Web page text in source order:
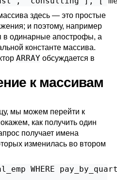
здесь — это простые
и поэтому, например
в одинарные апострофы, а
константе массива.
ARRAY обсуждается в
к массивам
мы можем перейти к
как получить один
получает имена
изменилась во втором
sal_emp WHERE